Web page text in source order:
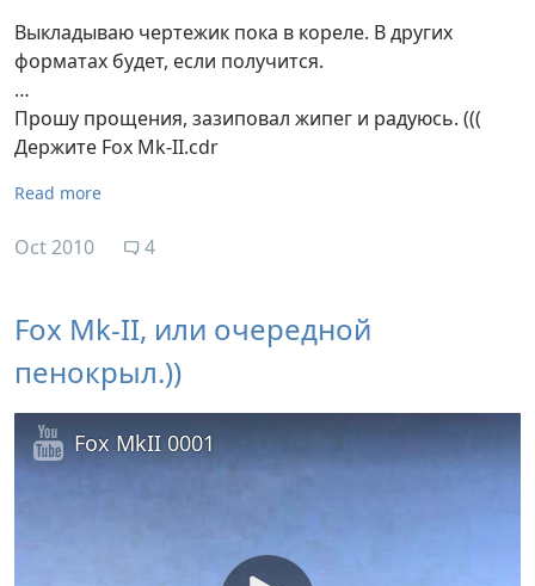
Выкладываю чертежик пока в кореле. В других
форматах будет, если получится.
…
Прошу прощения, зазиповал жипег и радуюсь. (((
Держите Fox Mk-II.cdr
Read more
Oct 2010 4
Fox Mk-II, или очередной
пенокрыл.))
Fox MkII 0001